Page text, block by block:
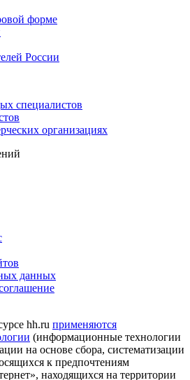
форме
России
специалистов
организациях
данных
hh.ru применяются
(информационные технологии
на основе сбора, систематизации
к предпочтениям
находящихся на территории